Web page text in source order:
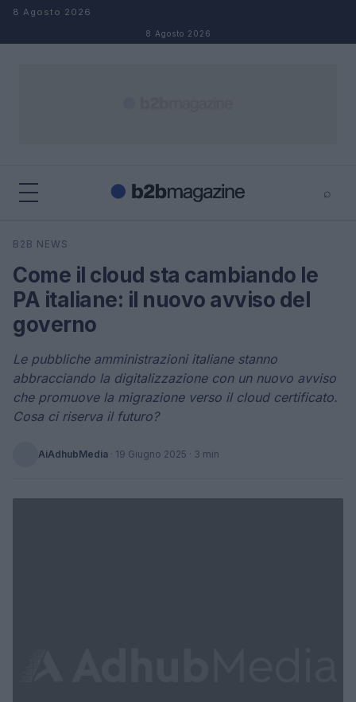
Salta al contenuto
8 Agosto 2026
8 Agosto 2026
⌕
Cerca
B2B NEWS
Come il cloud sta cambiando le
PA italiane: il nuovo avviso del
governo
Le pubbliche amministrazioni italiane stanno
abbracciando la digitalizzazione con un nuovo avviso
che promuove la migrazione verso il cloud certificato.
Cosa ci riserva il futuro?
AiAdhubMedia · 19 Giugno 2025 · 3 min